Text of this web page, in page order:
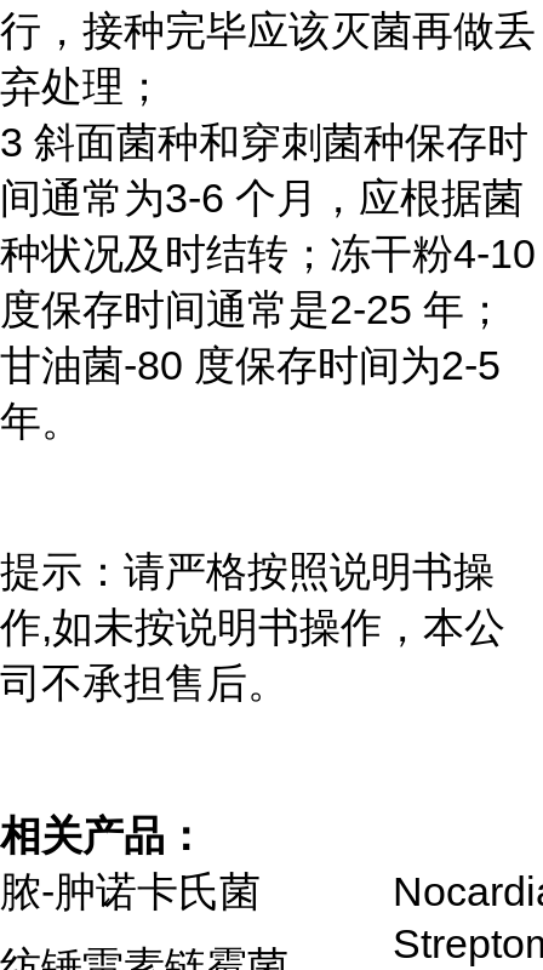
行，接种完毕应该灭菌再做丢
弃处理；
3 斜面菌种和穿刺菌种保存时
间通常为3-6 个月，应根据菌
种状况及时结转；冻干粉4-10
度保存时间通常是2-25 年；
甘油菌-80 度保存时间为2-5
年。
提示：请严格按照说明书操
作,如未按说明书操作，本公
司不承担售后。
相关产品：
脓-肿诺卡氏菌